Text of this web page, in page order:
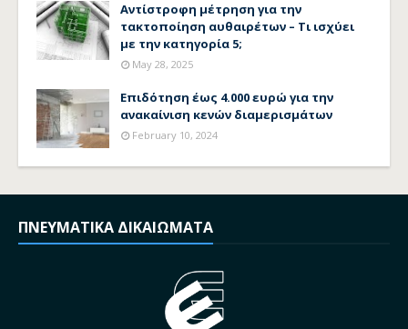
Αντίστροφη μέτρηση για την
τακτοποίηση αυθαιρέτων – Τι ισχύει
με την κατηγορία 5;
May 28, 2025
Επιδότηση έως 4.000 ευρώ για την
ανακαίνιση κενών διαμερισμάτων
February 10, 2024
ΠΝΕΥΜΑΤΙΚΑ ΔΙΚΑΙΩΜΑΤΑ